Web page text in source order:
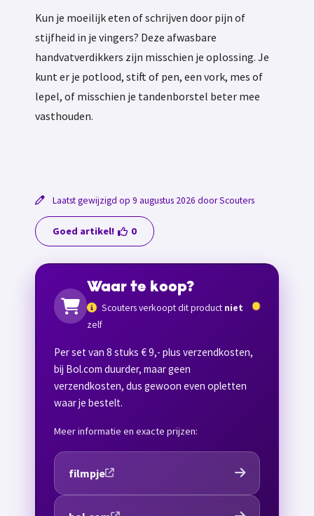
Kun je moeilijk eten of schrijven door pijn of
stijfheid in je vingers? Deze afwasbare
handvatverdikkers zijn misschien je oplossing. Je
kunt er je potlood, stift of pen, een vork, mes of
lepel, of misschien je tandenborstel beter mee
vasthouden.
Laatst gewijzigd op 9 augustus 2026 door Scouters
Goed artikel! 0
Waar te koop?
Scouters verkoopt dit product niet
zelf
Per set van 8 stuks € 9,- plus verzendkosten,
bij Bol.com duurder, maar geen
verzendkosten, dus gewoon even opletten
waar je bestelt.
Meer informatie en exacte prijzen:
filmpje